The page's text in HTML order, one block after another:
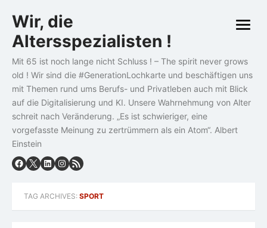
to
content
Wir, die
Altersspezialisten !
Mit 65 ist noch lange nicht Schluss ! – The spirit never grows
old ! Wir sind die #GenerationLochkarte und beschäftigen uns
mit Themen rund ums Berufs- und Privatleben auch mit Blick
auf die Digitalisierung und KI. Unsere Wahrnehmung von Alter
schreit nach Veränderung. „Es ist schwieriger, eine
vorgefasste Meinung zu zertrümmern als ein Atom“. Albert
Einstein
open
TAG ARCHIVES: SPORT